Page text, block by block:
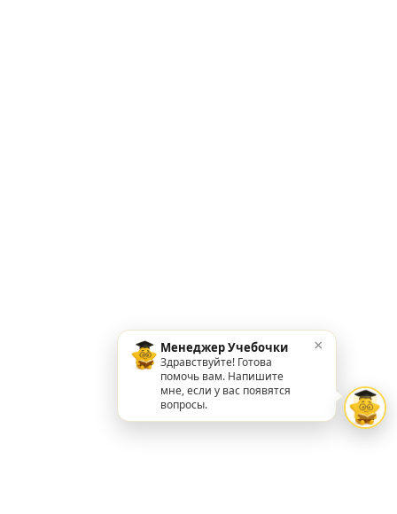
Менеджер Учебочки
Здравствуйте! Готова
помочь вам. Напишите
мне, если у вас появятся
вопросы.
×